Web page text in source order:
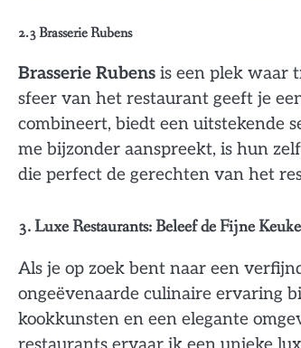
2.3Brasserie Rubens
Brasserie Rubens is een plek waar
sfeer van het restaurant geeft je
combineert, biedt een uitstekende
me bijzonder aanspreekt, is hun
die perfect de gerechten van het
3. Luxe Restaurants: Beleef de Fijne
Als je op zoek bent naar een
ongeëvenaarde culinaire ervaring
kookkunsten en een elegante